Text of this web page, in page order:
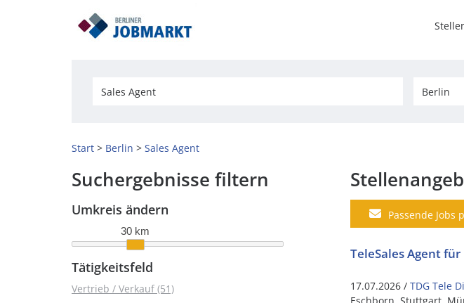
Start Berlin Sales Agent
Suchergebnisse filtern
Umkreis ändern
30 km
Tätigkeitsfeld
Vertrieb / Verkauf (51)
Passende Jobs
TeleSales Agent
17.07.2026 / TDG Tele